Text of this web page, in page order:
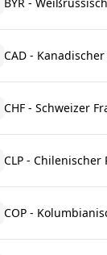
CAD -
CHF - Schweizer
CLP - Chilenischer
COP -